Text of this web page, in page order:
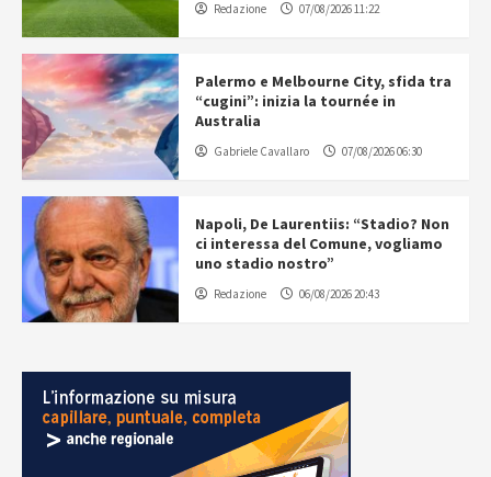
Redazione 07/08/2026 11:22
Palermo e Melbourne City, sfida tra
“cugini”: inizia la tournée in
Australia
Gabriele Cavallaro 07/08/2026 06:30
Napoli, De Laurentiis: “Stadio? Non
ci interessa del Comune, vogliamo
uno stadio nostro”
Redazione 06/08/2026 20:43